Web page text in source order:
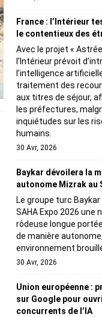
France : l’Intérieur
le contentieux des
Avec le projet «
l’Intérieur prévoit
l’intelligence
traitement des
aux titres de séjour,
les préfectures,
inquiétudes sur les
humains.
30 Avr, 2026
Baykar dévoilera la
autonome Mizrak au
Le groupe turc
SAHA Expo 2026 une
rôdeuse longue
de manière
environnement
30 Avr, 2026
Union européenne :
sur Google pour
concurrents de l’IA